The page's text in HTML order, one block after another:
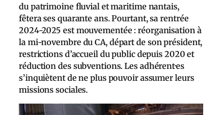
du patrimoine fluvial et maritime nantais,
fêtera ses quarante ans. Pourtant, sa rentrée
2024-2025 est mouvementée : réorganisation à
la mi-novembre du CA, départ de son président,
restrictions d’accueil du public depuis 2020 et
réduction des subventions. Les adhérent·es
s’inquiètent de ne plus pouvoir assumer leurs
missions sociales.